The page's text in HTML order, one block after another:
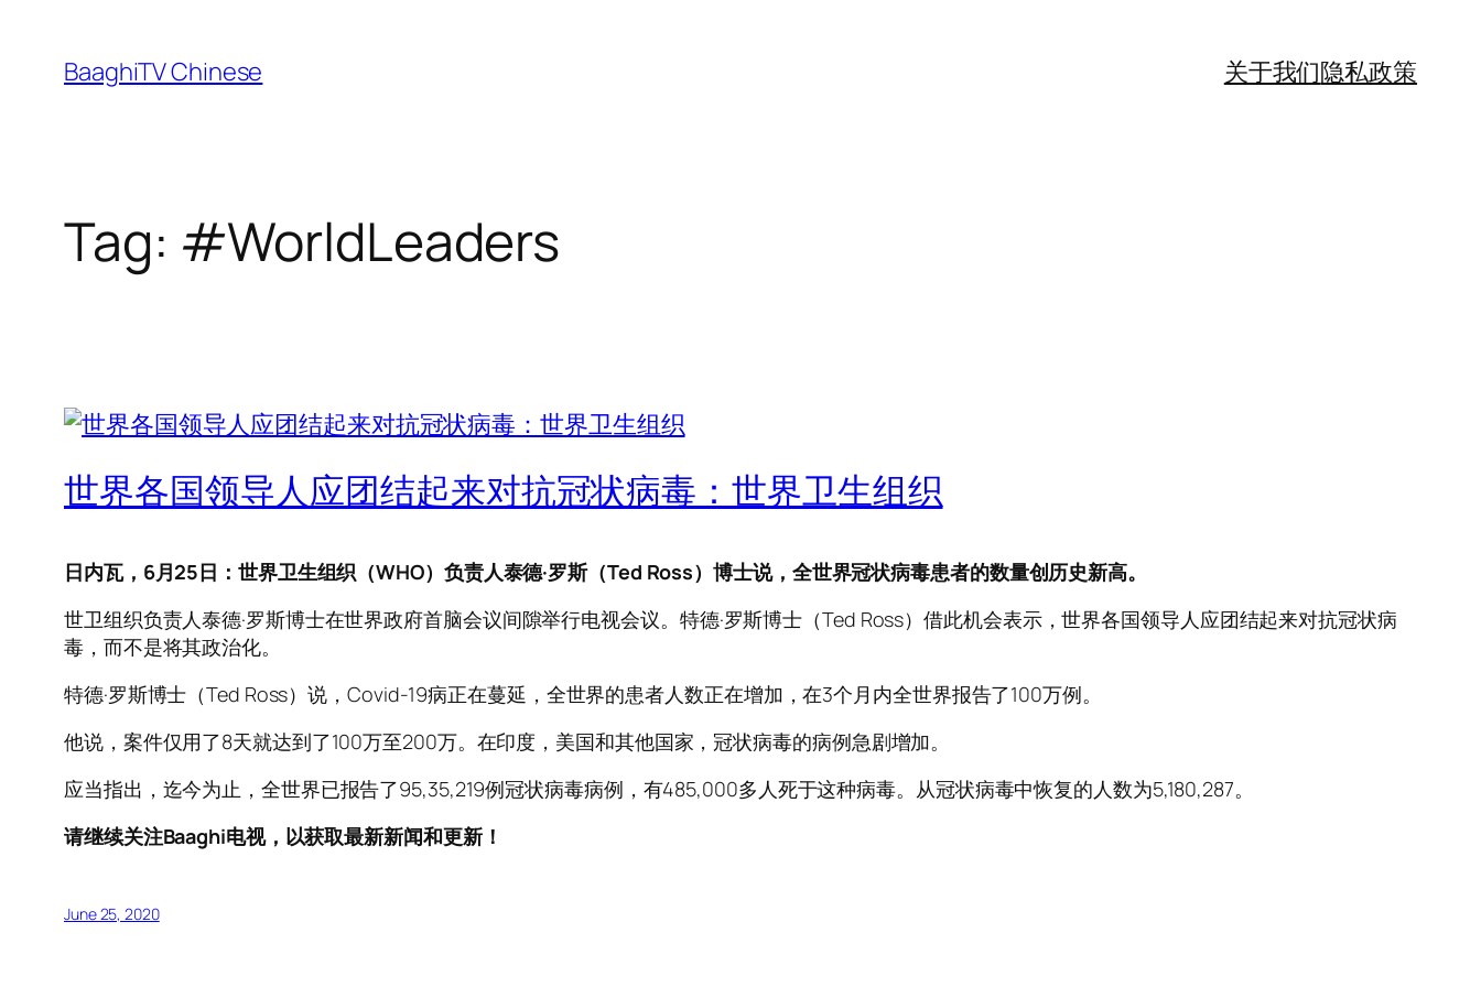
content
BaaghiTV Chinese 关于我们隐私政策
Tag: #WorldLeaders
世界各国领导人应团结起来对抗冠状病毒：世界卫生组织
日内瓦，6月25日：世界卫生组织（WHO）负责人泰德·罗斯（Ted Ross）博士说，全世界冠状病毒患者的数量创历史新高。
世卫组织负责人泰德·罗斯博士在世界政府首脑会议间隙举行电视会议。特德·罗斯博士（Ted Ross）借此机会表示，世界各国领导人应团结起来对抗冠状病
毒，而不是将其政治化。
特德·罗斯博士（Ted Ross）说，Covid-19病正在蔓延，全世界的患者人数正在增加，在3个月内全世界报告了100万例。
他说，案件仅用了8天就达到了100万至200万。在印度，美国和其他国家，冠状病毒的病例急剧增加。
应当指出，迄今为止，全世界已报告了95,35,219例冠状病毒病例，有485,000多人死于这种病毒。从冠状病毒中恢复的人数为5,180,287。
请继续关注Baaghi电视，以获取最新新闻和更新！
June 25, 2020